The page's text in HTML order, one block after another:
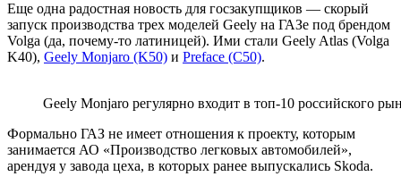
Еще одна радостная новость для госзакупщиков — скорый
запуск производства трех моделей Geely на ГАЗе под брендом
Volga (да, почему-то латиницей). Ими стали Geely Atlas (Volga
K40), Geely Monjaro (K50) и Preface (C50).
Geely Monjaro регулярно входит в топ-10 российского
Формально ГАЗ не имеет отношения к проекту, которым
занимается АО «Производство легковых автомобилей»,
арендуя у завода цеха, в которых ранее выпускались Skoda.